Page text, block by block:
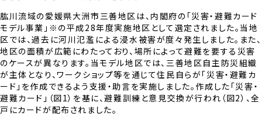
肱川流域の愛媛県大洲市三善地区は、内閣府の「災害・避難カード
モデル事業」※の平成28年度実施地区として選定されました。当地
区では、過去に河川氾濫による浸水被害が度々発生しました。また、
地区の面積が広範にわたっており、場所によって避難を要する災害
のケースが異なります。当モデル地区では、三善地区自主防災組織
が主体となり、ワークショップ等を通じて住民自らが「災害・避難カ
ード」を作成できるよう支援・助言を実施しました。作成した「災害・
避難カード」（図1）を基に、避難訓練と意見交換が行われ（図2）、全
戸にカードが配布されました。